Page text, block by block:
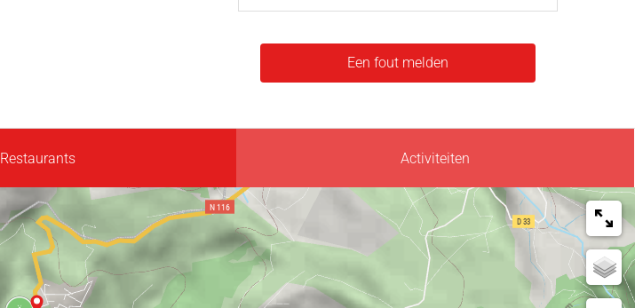
Een fout melden
Restaurants Activiteiten